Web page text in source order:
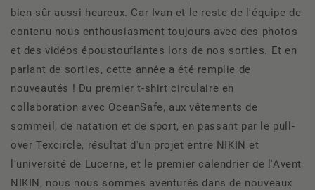
bien sûr aussi heureux. Car Ivan et le reste de l'équipe de
contenu nous enthousiasment toujours avec des photos
et des vidéos époustouflantes lors de nos sorties. Et en
parlant de sorties, cette année a été remplie de
nouveautés ! Du premier t-shirt circulaire en
collaboration avec OceanSafe, aux vêtements de
sommeil, de natation et de sport, en passant par le pull-
over Texcircle, résultat d'un projet entre NIKIN et
l'université de Lucerne, et le premier calendrier de l'Avent
NIKIN, nous nous sommes aventurés dans de nouveaux